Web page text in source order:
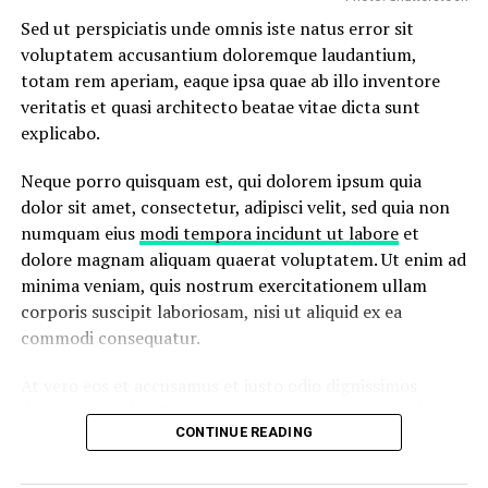
Sed ut perspiciatis unde omnis iste natus error sit
voluptatem accusantium doloremque laudantium,
totam rem aperiam, eaque ipsa quae ab illo inventore
veritatis et quasi architecto beatae vitae dicta sunt
explicabo.
Neque porro quisquam est, qui dolorem ipsum quia
dolor sit amet, consectetur, adipisci velit, sed quia non
numquam eius modi tempora incidunt ut laboreet
dolore magnam aliquam quaerat voluptatem. Ut enim ad
minima veniam, quis nostrum exercitationem ullam
corporis suscipit laboriosam, nisi ut aliquid ex ea
commodi consequatur.
ducimus qui blanditiis praesentium voluptatum deleniti
atque corrupti quos dolores et quasmolestias excepturi
CONTINUE READING